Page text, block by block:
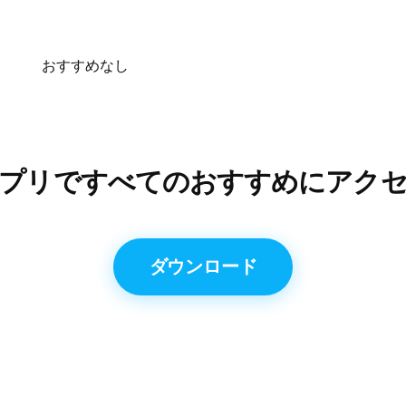
おすすめなし
リですべてのおすすめにアク
ダウンロード